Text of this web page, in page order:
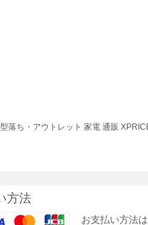
落ち・アウトレット 家電 通販
方法
お支払い方法は